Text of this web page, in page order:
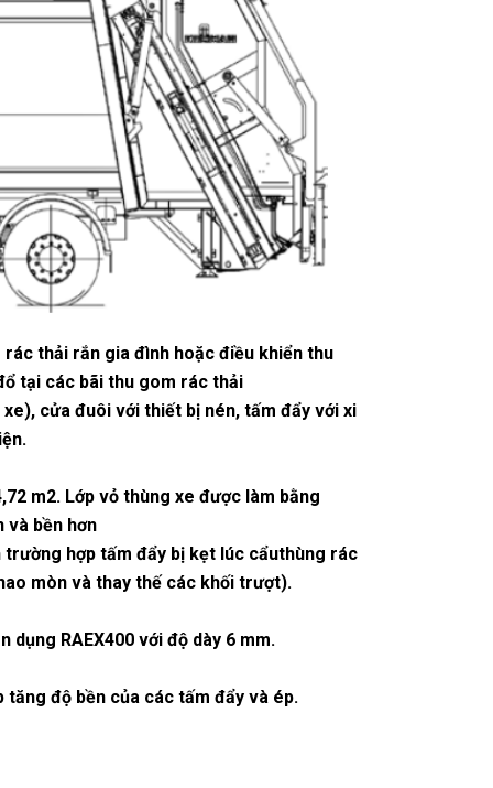
thải rắn gia đình hoặc điều khiển thu
tại các bãi thu gom rác thải
cửa đuôi với thiết bị nén, tấm đẩy với xi
m2. Lớp vỏ thùng xe được làm bằng
và bền hơn
hợp tấm đẩy bị kẹt lúc cẩuthùng rác
mòn và thay thế các khối trượt).
RAEX400 với độ dày 6 mm.
độ bền của các tấm đẩy và ép.